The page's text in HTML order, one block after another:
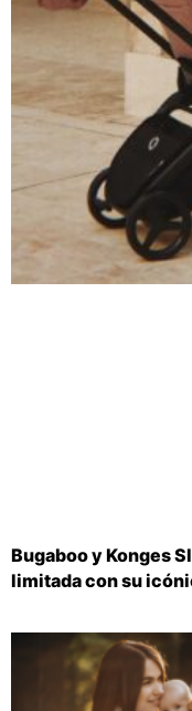
Bugaboo y Konges
limitada con su